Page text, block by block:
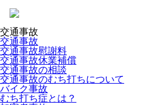
交通事故
交通事故
交通事故慰謝料
交通事故休業補償
交通事故の相談
交通事故のむち打ちについて
バイク事故
むち打ち症とは？